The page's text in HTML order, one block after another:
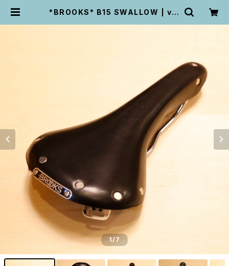
*BROOKS* B15 SWALLOW | vel
1/7